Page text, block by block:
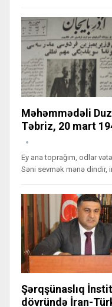
Məhəmmədəli
Təbriz, 20 mart
Ey ana toprağım, odlar
Səni sevmək mənə dindir,
Şərqşünaslıq
dövründə İran-